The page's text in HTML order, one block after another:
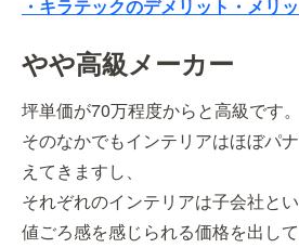
・キラテックのデメリット・メリ
やや高級メーカー
坪単価が70万程度からと高級です。
そのなかでもインテリアはほぼパ
えてきますし、
それぞれのインテリアは子会社と
値ごろ感を感じられる価格を出して